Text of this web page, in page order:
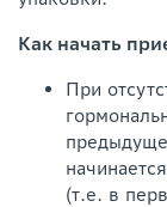
Как начать
При
(т.е. в